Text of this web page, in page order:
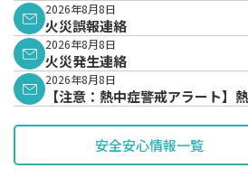
2026年8月8日
火災誤報連絡
2026年8月8日
火災発生連絡
2026年8月8日
【注意：熱中症警戒アラート】
安全安心情報一覧